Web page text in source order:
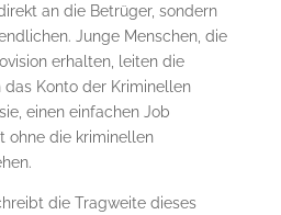
an die Betrüger, sondern
Junge Menschen, die
erhalten, leiten die
Konto der Kriminellen
einen einfachen Job
ohne die kriminellen
die Tragweite dieses